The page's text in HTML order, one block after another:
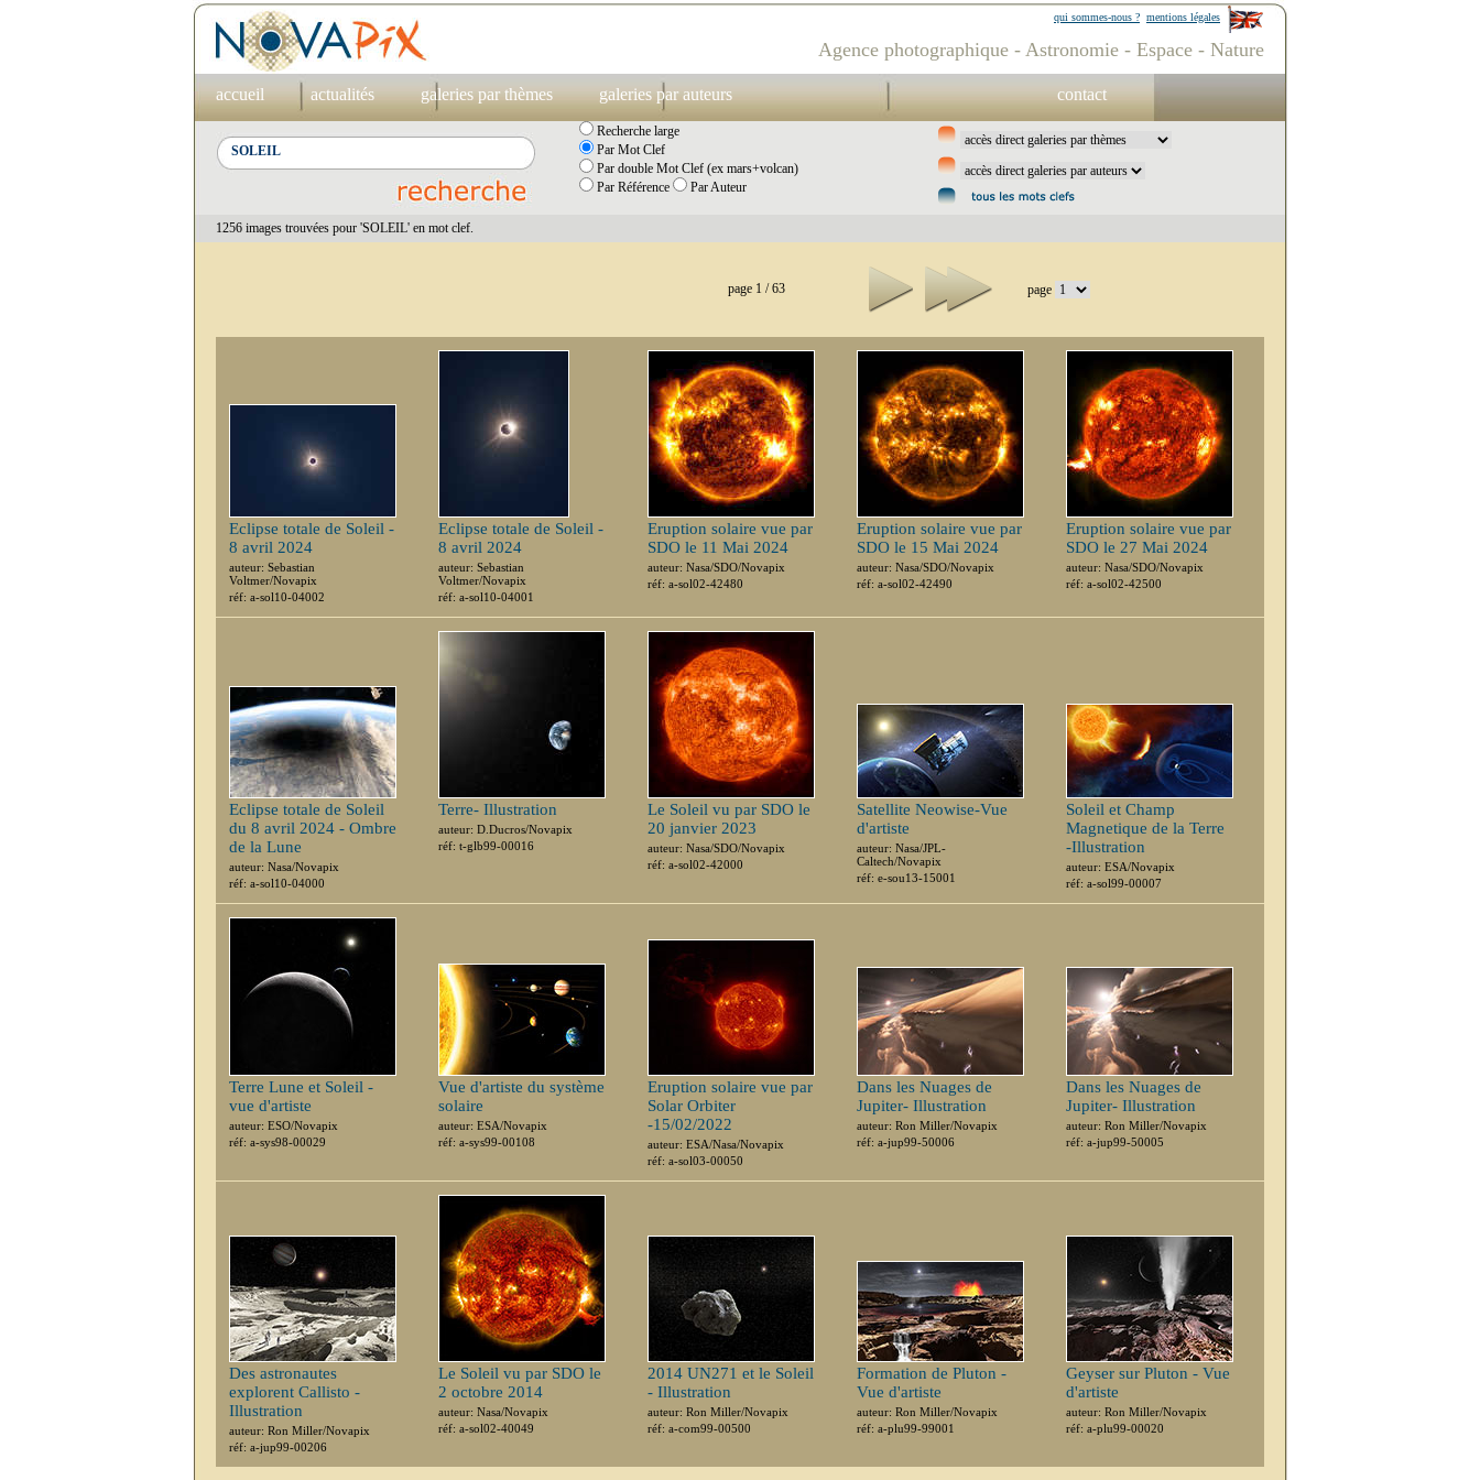
mentions légales
qui sommes-nous ?
Agence photographique - Astronomie - Espace - Nature
accueil actualités galeries par thèmes galeries par auteurs contact
Recherche large
Par Mot Clef
Par double Mot Clef (ex mars+volcan)
Par Référence
Par Auteur
1256 images trouvées pour 'SOLEIL' en mot clef.
page 1 / 63 page
Eclipse totale de Soleil -
8 avril 2024
auteur: Sebastian
Voltmer/Novapix
réf: a-sol10-04002
Eclipse totale de Soleil -
8 avril 2024
auteur: Sebastian
Voltmer/Novapix
réf: a-sol10-04001
Eruption solaire vue par
SDO le 11 Mai 2024
auteur: Nasa/SDO/Novapix
réf: a-sol02-42480
Eruption solaire vue par
SDO le 15 Mai 2024
auteur: Nasa/SDO/Novapix
réf: a-sol02-42490
Eruption solaire vue par
SDO le 27 Mai 2024
auteur: Nasa/SDO/Novapix
réf: a-sol02-42500
Eclipse totale de Soleil
du 8 avril 2024 - Ombre
de la Lune
auteur: Nasa/Novapix
réf: a-sol10-04000
Terre- Illustration
auteur: D.Ducros/Novapix
réf: t-glb99-00016
Le Soleil vu par SDO le
20 janvier 2023
auteur: Nasa/SDO/Novapix
réf: a-sol02-42000
Satellite Neowise-Vue
d'artiste
auteur: Nasa/JPL-
Caltech/Novapix
réf: e-sou13-15001
Soleil et Champ
Magnetique de la Terre
-Illustration
auteur: ESA/Novapix
réf: a-sol99-00007
Terre Lune et Soleil -
vue d'artiste
auteur: ESO/Novapix
réf: a-sys98-00029
Vue d'artiste du système
solaire
auteur: ESA/Novapix
réf: a-sys99-00108
Eruption solaire vue par
Solar Orbiter
-15/02/2022
auteur: ESA/Nasa/Novapix
réf: a-sol03-00050
Dans les Nuages de
Jupiter- Illustration
auteur: Ron Miller/Novapix
réf: a-jup99-50006
Dans les Nuages de
Jupiter- Illustration
auteur: Ron Miller/Novapix
réf: a-jup99-50005
Des astronautes
explorent Callisto -
Illustration
auteur: Ron Miller/Novapix
réf: a-jup99-00206
Le Soleil vu par SDO le
2 octobre 2014
auteur: Nasa/Novapix
réf: a-sol02-40049
2014 UN271 et le Soleil
- Illustration
auteur: Ron Miller/Novapix
réf: a-com99-00500
Formation de Pluton -
Vue d'artiste
auteur: Ron Miller/Novapix
réf: a-plu99-99001
Geyser sur Pluton - Vue
d'artiste
auteur: Ron Miller/Novapix
réf: a-plu99-00020